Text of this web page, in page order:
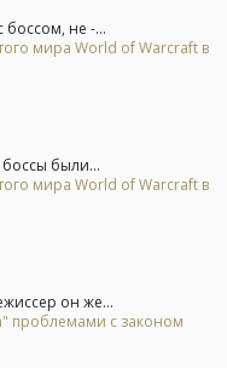
боссом, не -...
мира World of Warcraft в
были...
мира World of Warcraft в
он же...
проблемами с законом